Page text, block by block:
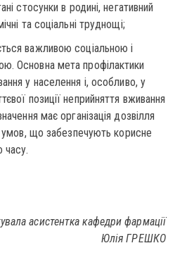
стосунки в родині, негативний
та соціальні труднощі;
важливою соціальною і
Основна мета профілактики
у населення і, особливо, у
позиції неприйняття вживання
має організація дозвілля
умов, що забезпечують корисне
часу.
асистентка кафедри фармації
Юлія ГРЕШКО